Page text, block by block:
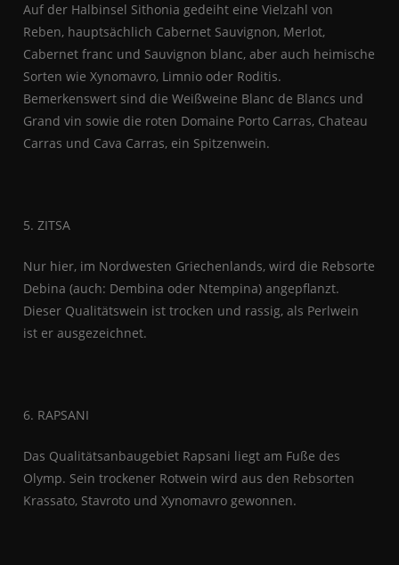
Auf der Halbinsel Sithonia gedeiht eine Vielzahl von
Reben, hauptsächlich Cabernet Sauvignon, Merlot,
Cabernet franc und Sauvignon blanc, aber auch heimische
Sorten wie Xynomavro, Limnio oder Roditis.
Bemerkenswert sind die Weißweine Blanc de Blancs und
Grand vin sowie die roten Domaine Porto Carras, Chateau
Carras und Cava Carras, ein Spitzenwein.
5. ZITSA
Nur hier, im Nordwesten Griechenlands, wird die Rebsorte
Debina (auch: Dembina oder Ntempina) angepflanzt.
Dieser Qualitätswein ist trocken und rassig, als Perlwein
ist er ausgezeichnet.
6. RAPSANI
Das Qualitätsanbaugebiet Rapsani liegt am Fuße des
Olymp. Sein trockener Rotwein wird aus den Rebsorten
Krassato, Stavroto und Xynomavro gewonnen.